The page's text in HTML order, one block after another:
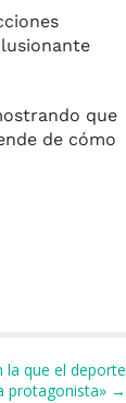
que
de cómo
la que el deporte
protagonista» →